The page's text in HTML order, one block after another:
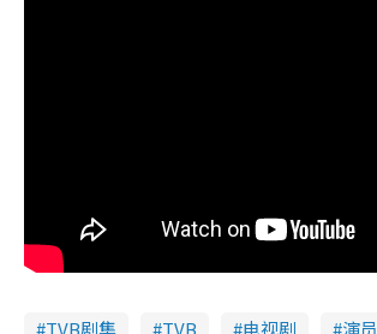
TVB剧集 TVB 电视剧 演员